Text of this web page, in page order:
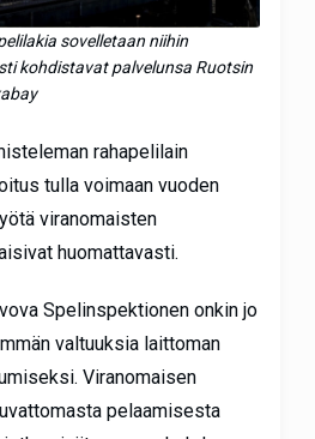
sovelletaan niihin
kohdistavat palvelunsa Ruotsin
rahapelilain
tulla voimaan vuoden
viranomaisten
huomattavasti.
Spelinspektionen onkin jo
valtuuksia laittoman
Viranomaisen
pelaamisesta